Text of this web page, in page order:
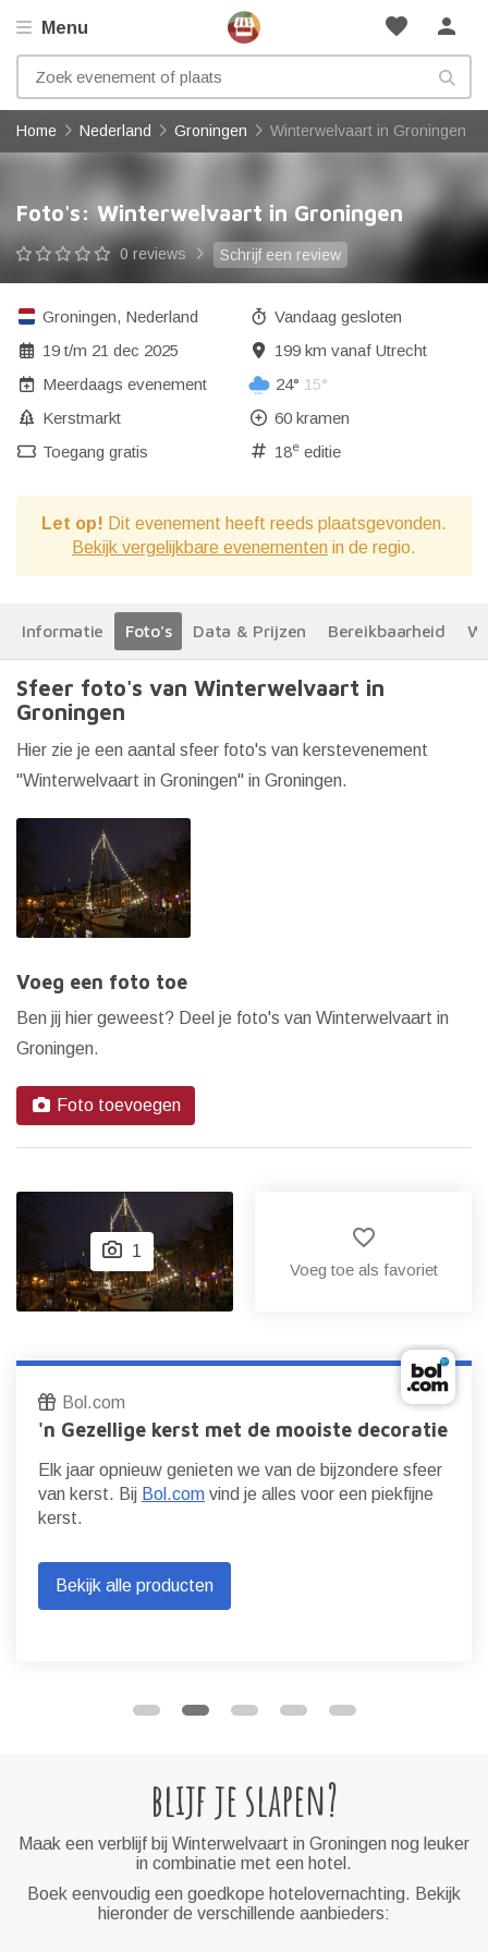
favorite person
Menu
Home Nederland Groningen Winterwelvaart in Groningen
Foto's: Winterwelvaart in Groningen
0 reviews Schrijf een review
Groningen, Nederland
19t/m 21 dec 2025
Meerdaags evenement
Kerstmarkt
Toegang gratis
Vandaag gesloten
199 km vanaf Utrecht
24° 15°
60 kramen
18eeditie
Let op! Dit evenement heeft reeds plaatsgevonden.
Bekijk vergelijkbare evenementen in de regio.
Informatie Foto's Data & Prijzen Bereikbaarheid
Sfeer foto's van Winterwelvaart in
Groningen
Hier zie je een aantal sfeer foto's van kerstevenement
"Winterwelvaart in Groningen" in Groningen.
Voeg een foto toe
Ben jij hier geweest? Deel je foto's van Winterwelvaart in
Groningen.
Foto toevoegen
1
favorite_border
Voeg toe als favoriet
Bol.com
'n Gezellige kerst met de mooiste decoratie
Elk jaar opnieuw genieten we van de bijzondere sfeer
van kerst. Bij Bol.com vind je alles voor een piekfijne
kerst.
Bekijk alle producten
blijf je slapen?
Maak een verblijf bij Winterwelvaart in Groningen nog leuker
in combinatie met een hotel.
Boek eenvoudig een goedkope hotelovernachting. Bekijk
hieronder de verschillende aanbieders: